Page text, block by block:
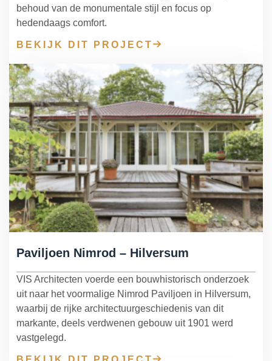
behoud van de monumentale stijl en focus op
hedendaags comfort.
BEKIJK DIT PROJECT
Paviljoen Nimrod – Hilversum
VIS Architecten voerde een bouwhistorisch onderzoek
uit naar het voormalige Nimrod Paviljoen in Hilversum,
waarbij de rijke architectuurgeschiedenis van dit
markante, deels verdwenen gebouw uit 1901 werd
vastgelegd.